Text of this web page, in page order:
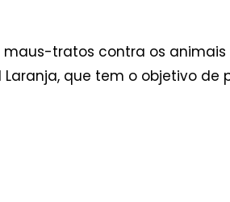
tratos contra os animais
que tem o objetivo de